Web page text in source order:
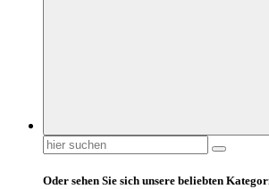
Suchen
nach:
Oder sehen Sie sich unsere beliebten